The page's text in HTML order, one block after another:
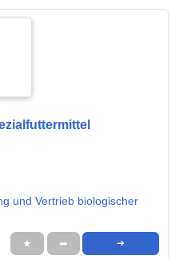
und Vertrieb biologischer
★ ➦ ➜